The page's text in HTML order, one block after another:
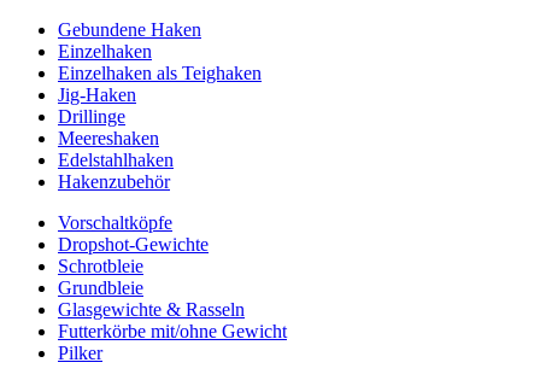
Gebundene Haken
Einzelhaken
Einzelhaken als Teighaken
Jig-Haken
Drillinge
Meereshaken
Edelstahlhaken
Hakenzubehör
Vorschaltköpfe
Dropshot-Gewichte
Schrotbleie
Grundbleie
Glasgewichte & Rasseln
Futterkörbe mit/ohne Gewicht
Pilker